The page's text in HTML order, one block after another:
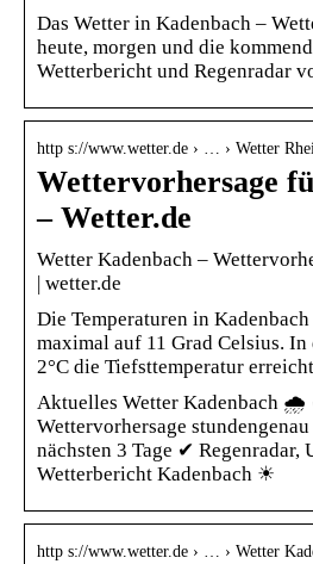
Das Wetter in Kadenbach –
heute, morgen und die
Wetterbericht und Regenradar
http s://www.wetter.de › … › Wetter
Wettervorhersage
– Wetter.de
Wetter Kadenbach –
| wetter.de
Die Temperaturen in
maximal auf 11 Grad Celsius.
2°C die Tiefsttemperatur
Aktuelles Wetter Kadenbach
Wettervorhersage
nächsten 3 Tage ✔ Regenradar,
Wetterbericht Kadenbach ☀
http s://www.wetter.de › … › Wetter